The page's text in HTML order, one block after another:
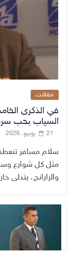
مقالات
في الذكرى
السياب بحب
21 يونيو، 2026
سلام مسافر
مثل كل شوارع
والرارانج، يتدلى